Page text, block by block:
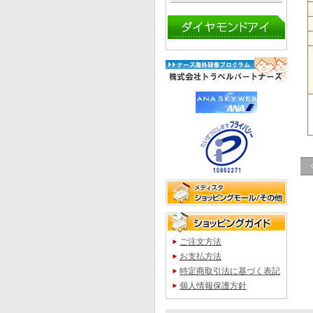
ご注文方法
お支払方法
特定商取引法に基づく表記
個人情報保護方針